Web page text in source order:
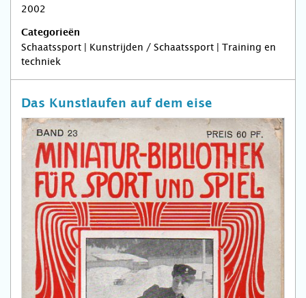
2002
Categorieën
Schaatssport | Kunstrijden / Schaatssport | Training en
techniek
Das Kunstlaufen auf dem eise